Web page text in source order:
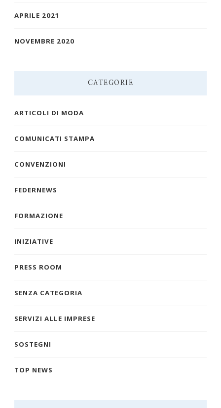
APRILE 2021
NOVEMBRE 2020
CATEGORIE
ARTICOLI DI MODA
COMUNICATI STAMPA
CONVENZIONI
FEDERNEWS
FORMAZIONE
INIZIATIVE
PRESS ROOM
SENZA CATEGORIA
SERVIZI ALLE IMPRESE
SOSTEGNI
TOP NEWS